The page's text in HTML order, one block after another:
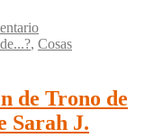
, Cosas
de Trono de
Sarah J.